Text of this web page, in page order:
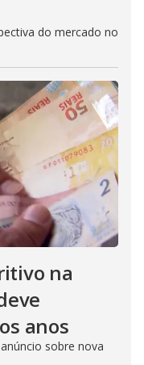
do mercado no
na
anos
sobre nova